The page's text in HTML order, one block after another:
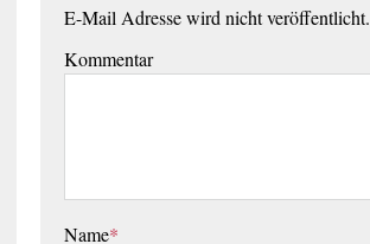
E-Mail Adresse wird nicht veröffentlicht.
Kommentar
Name*